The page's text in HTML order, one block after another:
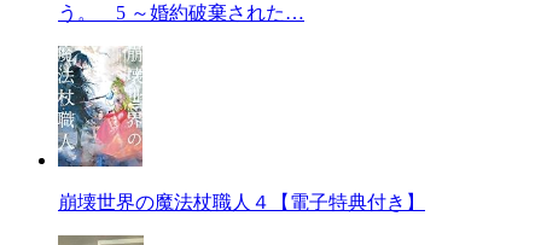
う。 5 ～婚約破棄された…
崩壊世界の魔法杖職人４【電子特典付き】